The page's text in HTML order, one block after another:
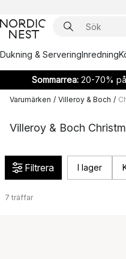
Dukning & ServeringInredning
Sommarrea:20-70% på
Varumärken / Villeroy & Boch /
Villeroy & Boch
Filtrera I lager
7 träffar